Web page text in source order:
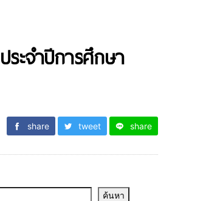
ะจำปีการศึกษา
share tweet share
ค้นหา